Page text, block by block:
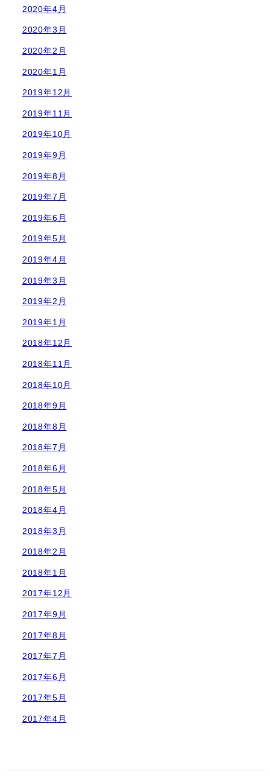
2020年4月
2020年3月
2020年2月
2020年1月
2019年12月
2019年11月
2019年10月
2019年9月
2019年8月
2019年7月
2019年6月
2019年5月
2019年4月
2019年3月
2019年2月
2019年1月
2018年12月
2018年11月
2018年10月
2018年9月
2018年8月
2018年7月
2018年6月
2018年5月
2018年4月
2018年3月
2018年2月
2018年1月
2017年12月
2017年9月
2017年8月
2017年7月
2017年6月
2017年5月
2017年4月